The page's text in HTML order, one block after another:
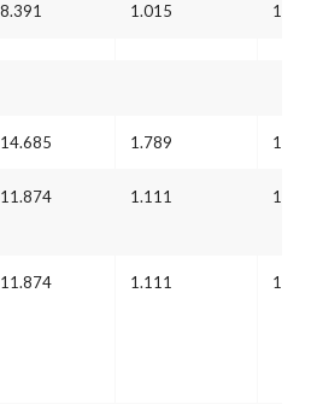
8.391 1.015 1.108
14.685 1.789 1.952
11.874 1.111 1.212
11.874 1.111 1.212